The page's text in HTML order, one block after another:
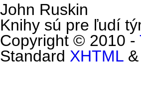
John Ruskin
Knihy sú pre ľudí
Copyright © 2010 -
Standard XHTML &